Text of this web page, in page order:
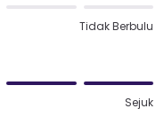
Tidak Berbulu
Sejuk